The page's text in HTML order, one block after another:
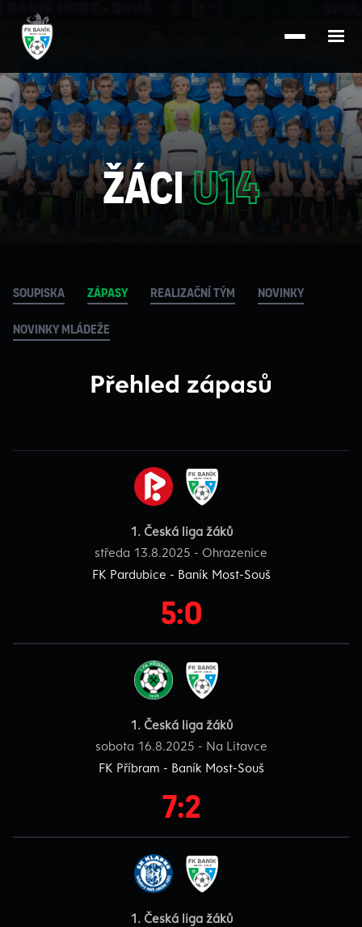
ŽáciU14
Soupiska zápasy Realizační tým novinky
novinky mládeže
Přehled zápasů
1. Česká liga žáků
středa 13.8.2025 - Ohrazenice
FK Pardubice - Baník Most-Souš
5:0
1. Česká liga žáků
sobota 16.8.2025 - Na Litavce
FK Příbram - Baník Most-Souš
7:2
1. Česká liga žáků